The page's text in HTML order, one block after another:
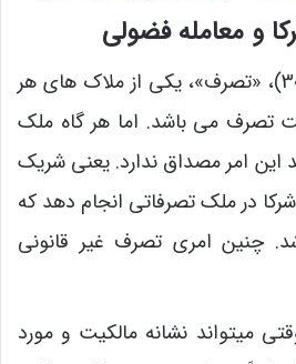
و معامله فضولی
برابر قانون مدنی(ماده 30)، «تصرف»، یکی از ملاک های هر
تصرف می باشد. اما هر گاه ملک
این امر مصداق ندارد. یعنی شریک
شرکا در ملک تصرفاتی انجام دهد که
چنین امری تصرف غیر قانونی
میتواند نشانه مالکیت و مورد